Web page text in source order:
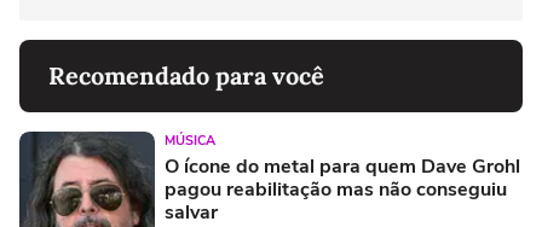
Recomendado para você
MÚSICA
O ícone do metal para quem Dave Grohl
pagou reabilitação mas não conseguiu
salvar